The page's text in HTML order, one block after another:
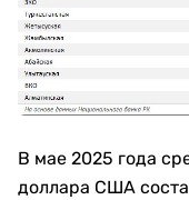
В мае 2025 года
доллара США